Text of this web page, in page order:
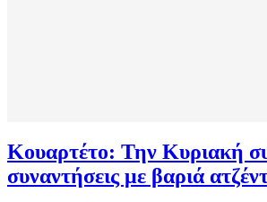
Κουαρτέτο: Την Κυριακή
συναντήσεις με βαριά